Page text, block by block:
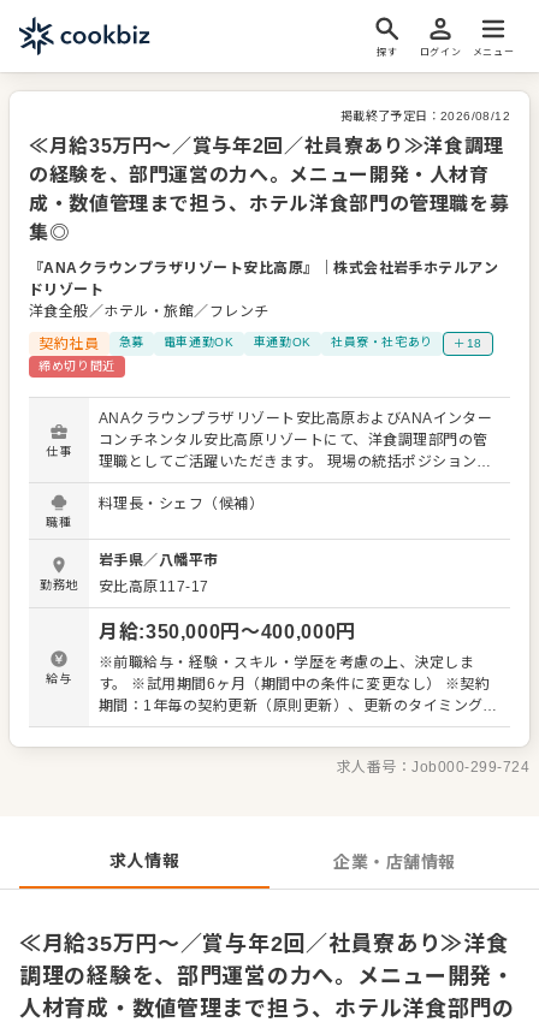
探す ログイン メニュー
掲載終了予定日： 2026/08/12
≪月給35万円～／賞与年2回／社員寮あり≫洋食調理
の経験を、部門運営の力へ。メニュー開発・人材育
成・数値管理まで担う、ホテル洋食部門の管理職を募
集◎
『ANAクラウンプラザリゾート安比高原』 ｜株式会社岩手ホテルアン
ドリゾート
洋食全般／ホテル・旅館／フレンチ
契約社員
急募 電車通勤OK 車通勤OK 社員寮・社宅あり
＋18
締め切り間近
仕事
ANAクラウンプラザリゾート安比高原およびANAインター
コンチネンタル安比高原リゾートにて、洋食調理部門の管
理職としてご活躍いただきます。 現場の統括ポジションと
して、料理の品質だけでなく、人材・数値・運営全体をマ
ネジメントしていく役割です。 ▼洋食調理部門全体の管
進行管理および品質管理を行います。 レストラン・宴会・
宿泊者向けの料理など、多様なシーンに対応しながら安定
した提供体制を構築していただきます。 ▼メニュー企画・
開発 洋食を中心に、季節やコンセプトに合わせたメニュー
の企画・開発をお任せします。 リゾートという特性を活か
しながら、滞在価値を高める料理づくりに携わっていただ
きます。 ▼スタッフの教育・指導 調理スタッフの育成や技
術指導を通して、チーム全体のレベル向上を図ります。 組
す。 ▼原価管理・数値コントロール 食材の仕入れや在庫管
理を含め、原価を意識した運営を行います。 品質と収益の
な業務です。
職種
料理長・シェフ（候補）
勤務地
岩手県／ 八幡平市
安比高原117-17
給与
月給:350,000円〜400,000円
※前職給与・経験・スキル・学歴を考慮の上、決定しま
す。 ※試用期間6ヶ月（期間中の条件に変更なし） ※契約
期間：1年毎の契約更新（原則更新）、更新のタイミングで
正社員登用の可能性があります♪ ■昇給年1回（6月） ■昇
進・昇格年2回（6月、12月） ■賞与年2回（7月・12月）
＜想定年収＞ 年収510万円（賞与＋手当含む）
求人番号：Job000-299-724
求人情報 企業・店舗情報
≪月給35万円～／賞与年2回／社員寮あり≫洋食
調理の経験を、部門運営の力へ。メニュー開発・
人材育成・数値管理まで担う、ホテル洋食部門の